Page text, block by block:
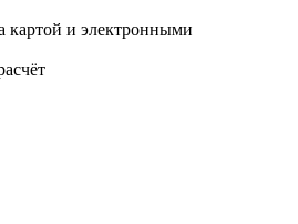
картой и электронными